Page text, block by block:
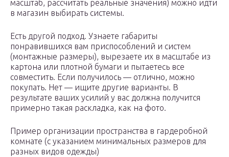
масштаб, рассчитать реальные значения) можно идти
в магазин выбирать системы.
Есть другой подход. Узнаете габариты
понравившихся вам приспособлений и систем
(монтажные размеры), вырезаете их в масштабе из
картона или плотной бумаги и пытаетесь все
совместить. Если получилось — отлично, можно
покупать. Нет — ищите другие варианты. В
результате ваших усилий у вас должна получится
примерно такая раскладка, как на фото.
Пример организации пространства в гардеробной
комнате (с указанием минимальных размеров для
разных видов одежды)